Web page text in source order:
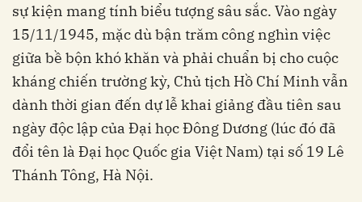
sự kiện mang tính biểu tượng sâu sắc. Vào ngày
15/11/1945, mặc dù bận trăm công nghìn việc
giữa bề bộn khó khăn và phải chuẩn bị cho cuộc
kháng chiến trường kỳ, Chủ tịch Hồ Chí Minh vẫn
dành thời gian đến dự lễ khai giảng đầu tiên sau
ngày độc lập của Đại học Đông Dương (lúc đó đã
đổi tên là Đại học Quốc gia Việt Nam) tại số 19 Lê
Thánh Tông, Hà Nội.